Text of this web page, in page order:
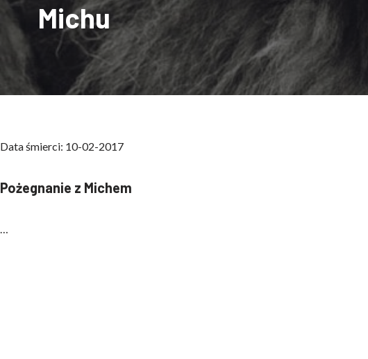
Michu
Data śmierci: 10-02-2017
Pożegnanie z Michem
…